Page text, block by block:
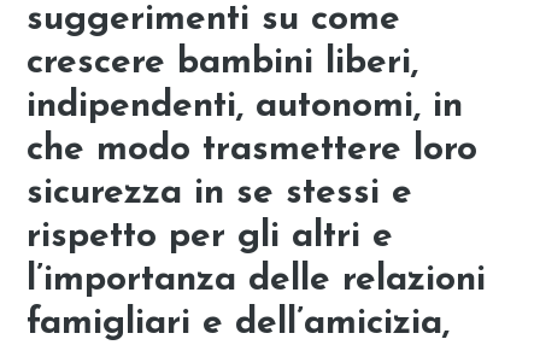
suggerimenti su come
crescere bambini liberi,
indipendenti, autonomi, in
che modo trasmettere loro
sicurezza in se stessi e
rispetto per gli altri e
l’importanza delle relazioni
famigliari e dell’amicizia,